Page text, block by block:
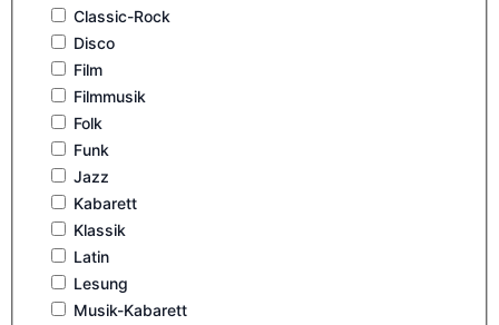
Classic-Rock
Disco
Film
Filmmusik
Folk
Funk
Jazz
Kabarett
Klassik
Latin
Lesung
Musik-Kabarett